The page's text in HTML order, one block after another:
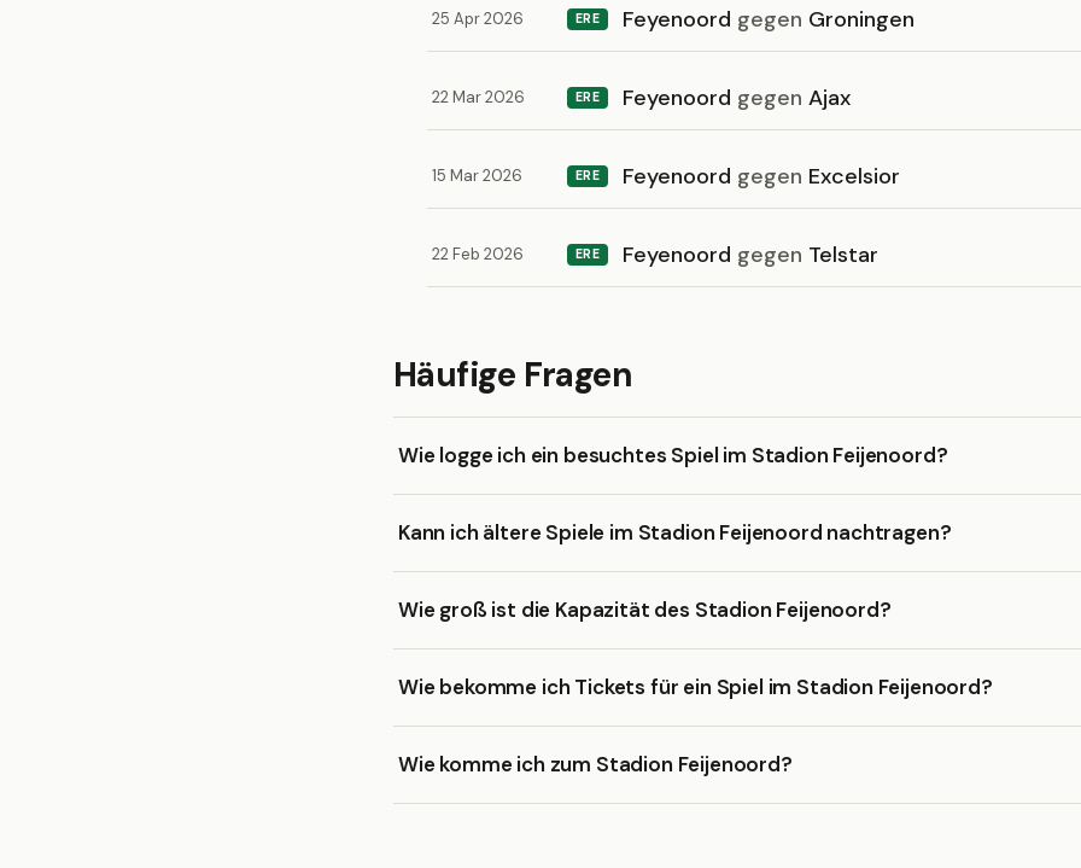
25 Apr 2026 ERE Feyenoord gegen Groningen
22 Mar 2026 ERE Feyenoord gegen Ajax
15 Mar 2026 ERE Feyenoord gegen Excelsior
22 Feb 2026 ERE Feyenoord gegen Telstar
Häufige Fragen
Wie logge ich ein besuchtes Spiel im Stadion Feijenoord?
Kann ich ältere Spiele im Stadion Feijenoord nachtragen?
Wie groß ist die Kapazität des Stadion Feijenoord?
Wie bekomme ich Tickets für ein Spiel im Stadion Feijenoord?
Wie komme ich zum Stadion Feijenoord?